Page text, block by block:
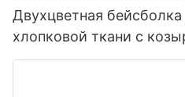
Двухцветная
хлопковой ткани с
искусственной замши,